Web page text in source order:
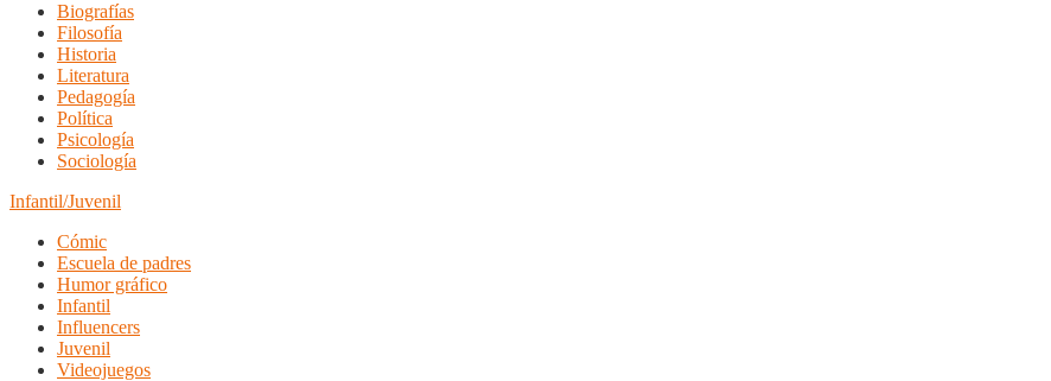
Biografías
Filosofía
Historia
Literatura
Pedagogía
Política
Psicología
Sociología
Infantil/Juvenil
Cómic
Escuela de padres
Humor gráfico
Infantil
Influencers
Juvenil
Videojuegos